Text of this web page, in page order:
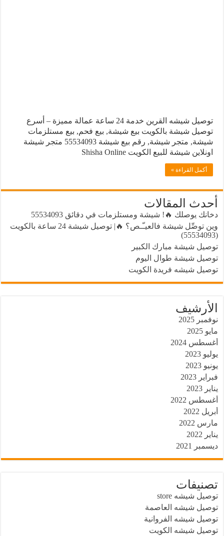
توصيل شيشه القرين خدمة 24 ساعة عمالة مميزة – أسرع
توصيل شيشة بالكويت بيع شيشة, بيع فحم, بيع مستلزمات
شيشة, متجر شيشة, رقم بيع شيشة 55534093 متجر شيشة
اونلاين شيشة للبيع الكويت Shisha Online
أكمل القراءة »
أحدث المقالات
دخانك يوصلك 🔥! شيشة ومستلزمات في دقائق 55534093
وين توصِّل شيشة فالعيـّـص؟ 🔥| توصيل شيشة 24 ساعة بالكويت
(55534093)
توصيل شيشة مبارك الكبير
توصيل شيشة طوال اليوم
توصيل شيشه فريدة الكويت
الأرشيف
نوفمبر 2025
مايو 2025
أغسطس 2024
يوليو 2023
يونيو 2023
فبراير 2023
يناير 2023
أغسطس 2022
أبريل 2022
مارس 2022
يناير 2022
ديسمبر 2021
تصنيفات
توصيل شيشه store
توصيل شيشه العاصمة
توصيل شيشه الفروانية
توصيل شيشه الكويت